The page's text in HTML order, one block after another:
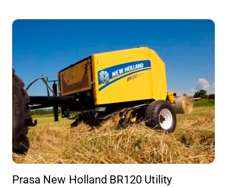
Prasa New Holland BR120 Utility